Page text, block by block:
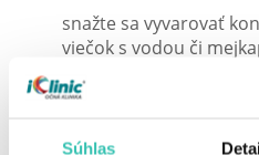
Súhlas
snažte sa vyvarovať
viečok s vodou či
načas vysaďte
namáhavejších aktivít